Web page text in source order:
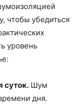
чтобы убедиться
уровень
суток. Шум
дня.